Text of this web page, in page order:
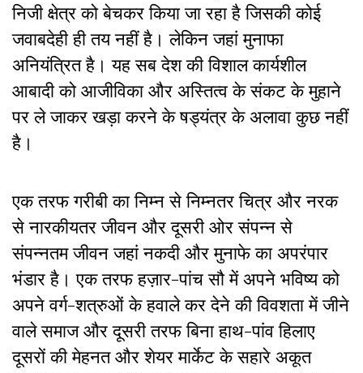
निजी क्षेत्र को बेचकर किया जा रहा है जिसकी कोई
जवाबदेही ही तय नहीं है। लेकिन जहां मुनाफा
अनियंत्रित है। यह सब देश की विशाल कार्यशील
आबादी को आजीविका और अस्तित्व के संकट के मुहाने
पर ले जाकर खड़ा करने के षड्यंत्र के अलावा कुछ नहीं
है।
एक तरफ गरीबी का निम्न से निम्नतर चित्र और नरक
से नारकीयतर जीवन और दूसरी ओर संपन्न से
संपन्नतम जीवन जहां नकदी और मुनाफे का अपरंपार
भंडार है। एक तरफ हज़ार-पांच सौ में अपने भविष्य को
अपने वर्ग-शत्रुओं के हवाले कर देने की विवशता में जीने
वाले समाज और दूसरी तरफ बिना हाथ-पांव हिलाए
दूसरों की मेहनत और शेयर मार्केट के सहारे अकूत